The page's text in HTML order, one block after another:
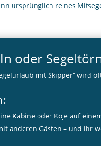
ursprünglich reines
oder
mit Skipper“ wird
Kabine oder Koje auf
anderen Gästen – und ihr